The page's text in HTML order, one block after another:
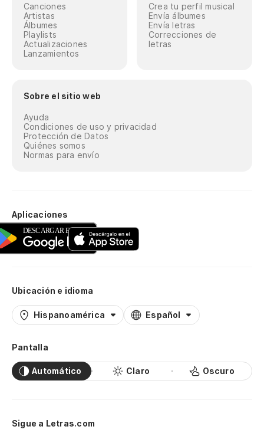
Canciones
Artistas
Álbumes
Playlists
Actualizaciones
Lanzamientos
Crea tu perfil musical
Envía álbumes
Envía letras
Correcciones de
letras
Sobre el sitio web
Ayuda
Condiciones de uso y privacidad
Protección de Datos
Quiénes somos
Normas para envío
Aplicaciones
Ubicación e idioma
Hispanoamérica Español
Pantalla
Automático Claro Oscuro
Sigue a Letras.com